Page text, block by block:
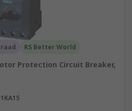
RS Better World
Protection Circuit Breaker,